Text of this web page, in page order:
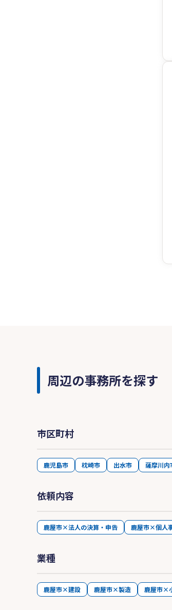
周辺の事務所を探す
市区町村
鹿児島市 枕崎市 出水市 薩摩川内
依頼内容
鹿屋市×法人の決算・申告 鹿屋市×個人
業種
鹿屋市×建設 鹿屋市×製造 鹿屋市×